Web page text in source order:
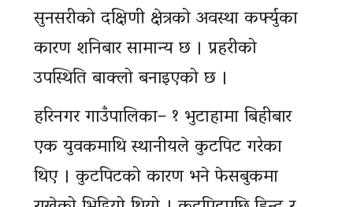
सुनसरीको दक्षिणी क्षेत्रको अवस्था कर्फ्युका
कारण शनिबार सामान्य छ । प्रहरीको
उपस्थिति बाक्लो बनाइएको छ ।
हरिनगर गाउँपालिका– १ भुटाहामा बिहीबार
एक युवकमाथि स्थानीयले कुटपिट गरेका
थिए । कुटपिटको कारण भने फेसबुकमा